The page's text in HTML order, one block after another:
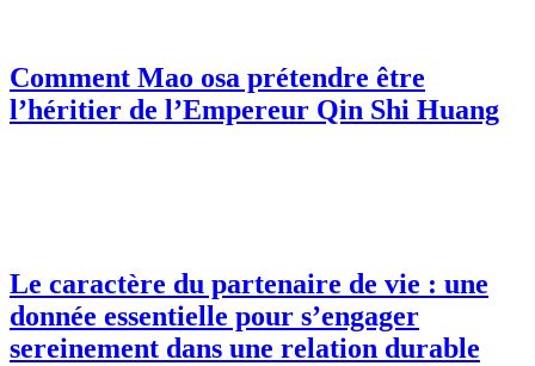
Comment Mao osa prétendre être
l’héritier de l’Empereur Qin Shi Huang
Le caractère du partenaire de vie : une
donnée essentielle pour s’engager
sereinement dans une relation durable